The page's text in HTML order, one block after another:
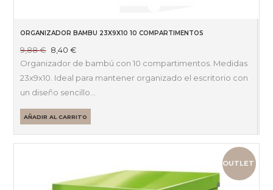
ORGANIZADOR BAMBU 23X9X10 10 COMPARTIMENTOS
9,88€ El
precio
era:
9,88 €.
8,40€El
precio
es:
8,40 €.
Organizador de bambú con 10 compartimentos. Medidas
23x9x10. Ideal para mantener organizado el escritorio con
un diseño sencillo…
AÑADIR AL CARRITO
OUTLET